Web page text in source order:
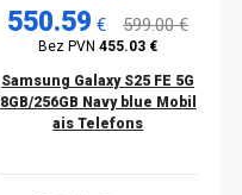
550.59 € 599.00 €
Bez PVN455.03 €
Samsung Galaxy S25 FE 5G
8GB/256GB Navy blue Mobil
ais Telefons